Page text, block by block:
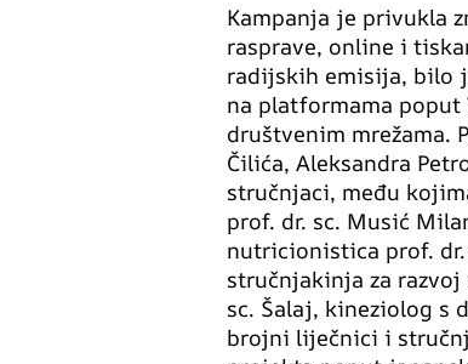
Kampanja je privukla
rasprave, online i
radijskih emisija, bilo
na platformama poput
društvenim mrežama.
Čilića, Aleksandra
stručnjaci, među
prof. dr. sc. Musić
nutricionistica prof.
stručnjakinja za
sc. Šalaj, kineziolog s
brojni liječnici i